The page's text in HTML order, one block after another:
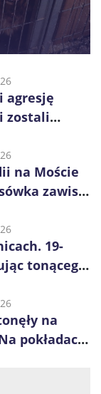
agresję
zostali
na Moście
zawisła
19-
tonącego
na
pokładach